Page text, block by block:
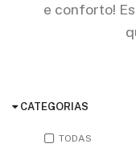
e conforto!
CATEGORIAS
TODAS